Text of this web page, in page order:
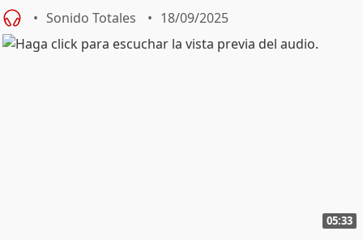
Sonido Totales 18/09/2025
05:33